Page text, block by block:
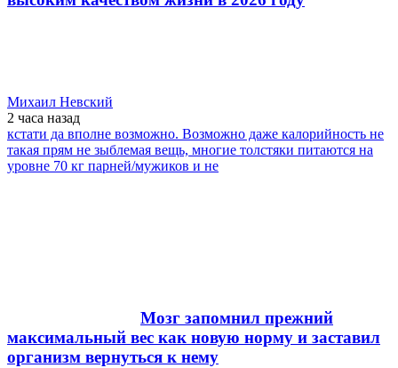
Михаил Невский
2 часа назад
кстати да вполне возможно. Возможно даже калорийность не
такая прям не зыблемая вещь, многие толстяки питаются на
уровне 70 кг парней/мужиков и не
Мозг запомнил прежний
максимальный вес как новую норму и заставил
организм вернуться к нему